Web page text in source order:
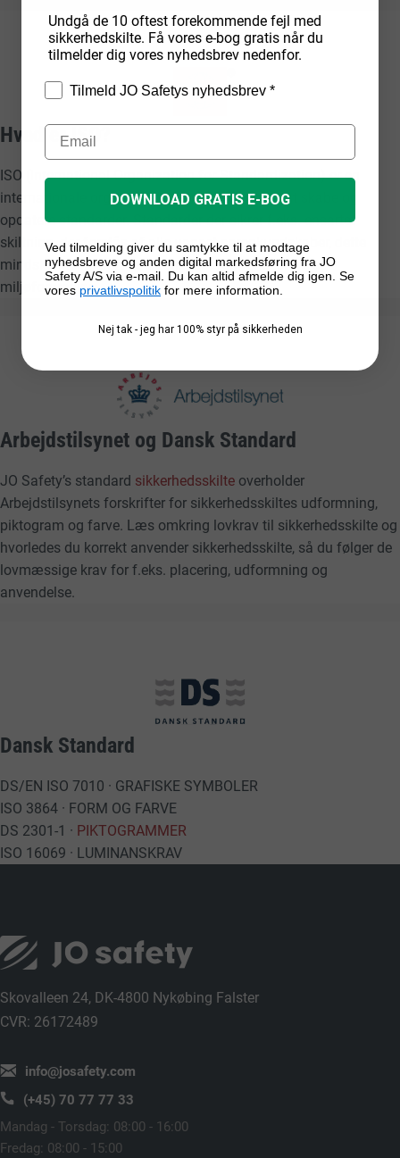
Hvad er ISO?
ISO (International Organization for Standardization) er en
internationale organisation, der arbejder med at skabe og
opdatere standarder. Standarder der sikrer f.eks. ensartet
skiltning, der forstås af alle uanset sprogkundskaber, dette
mindsker risikoen for personskade, sundhedsfare og
miljøforurening.
Arbejdstilsynet og Dansk Standard
JO Safety’s standard sikkerhedsskilte overholder
Arbejdstilsynets forskrifter for sikkerhedsskiltes udformning,
piktogram og farve. Læs omkring lovkrav til sikkerhedsskilte og
hvorledes du korrekt anvender sikkerhedsskilte, så du følger de
lovmæssige krav for f.eks. placering, udformning og
anvendelse.
Dansk Standard
DS/EN ISO 7010 · GRAFISKE SYMBOLER
ISO 3864 · FORM OG FARVE
DS 2301-1 · PIKTOGRAMMER
ISO 16069 · LUMINANSKRAV
Skovalleen 24, DK-4800 Nykøbing Falster
CVR: 26172489
info@josafety.com
(+45) 70 77 77 33
Mandag - Torsdag: 08:00 - 16:00
Fredag: 08:00 - 15:00
Undgå de 10 oftest forekommende fejl med
sikkerhedskilte. Få vores e-bog gratis når du
tilmelder dig vores nyhedsbrev nedenfor.
Tilmeld JO Safetys nyhedsbrev *
DOWNLOAD GRATIS E-BOG
Ved tilmelding giver du samtykke til at modtage
nyhedsbreve og anden digital markedsføring fra JO
Safety A/S via e-mail. Du kan altid afmelde dig igen. Se
vores privatlivspolitik for mere information.
Nej tak - jeg har 100% styr på sikkerheden